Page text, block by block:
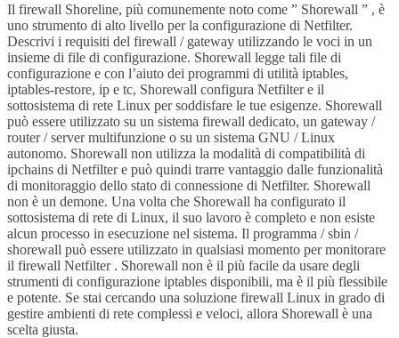
Il firewall Shoreline, più comunemente noto come ” Shorewall ” , è
uno strumento di alto livello per la configurazione di Netfilter.
Descrivi i requisiti del firewall / gateway utilizzando le voci in un
insieme di file di configurazione. Shorewall legge tali file di
configurazione e con l’aiuto dei programmi di utilità iptables,
iptables-restore, ip e tc, Shorewall configura Netfilter e il
sottosistema di rete Linux per soddisfare le tue esigenze. Shorewall
può essere utilizzato su un sistema firewall dedicato, un gateway /
router / server multifunzione o su un sistema GNU / Linux
autonomo. Shorewall non utilizza la modalità di compatibilità di
ipchains di Netfilter e può quindi trarre vantaggio dalle funzionalità
di monitoraggio dello stato di connessione di Netfilter. Shorewall
non è un demone. Una volta che Shorewall ha configurato il
sottosistema di rete di Linux, il suo lavoro è completo e non esiste
alcun processo in esecuzione nel sistema. Il programma / sbin /
shorewall può essere utilizzato in qualsiasi momento per monitorare
il firewall Netfilter . Shorewall non è il più facile da usare degli
strumenti di configurazione iptables disponibili, ma è il più flessibile
e potente. Se stai cercando una soluzione firewall Linux in grado di
gestire ambienti di rete complessi e veloci, allora Shorewall è una
scelta giusta.